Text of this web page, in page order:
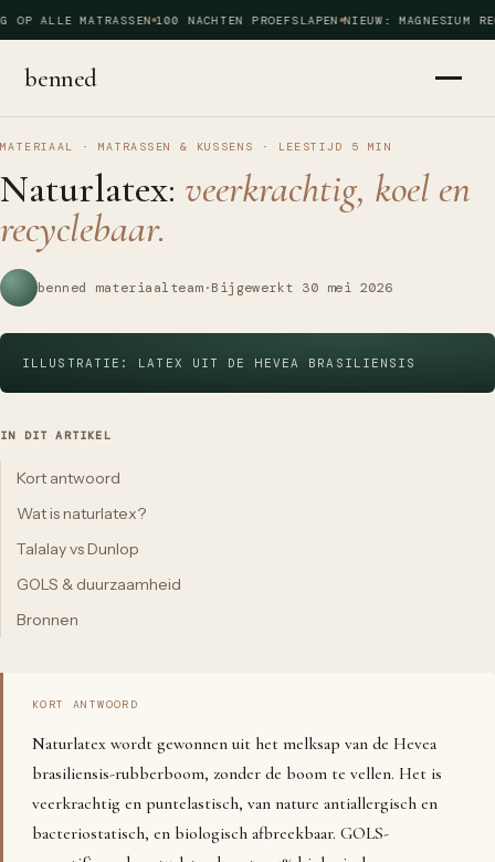
OP ALLE MATRASSEN 100 NACHTEN PROEFSLAPEN NIEUW: MAGNESIUM
benned
MATERIAAL · MATRASSEN & KUSSENS · LEESTIJD 5 MIN
Naturlatex: veerkrachtig, koel en
recyclebaar.
benned materiaalteam·Bijgewerkt 30 mei 2026
ILLUSTRATIE: LATEX UIT DE HEVEA BRASILIENSIS
IN DIT ARTIKEL
Kort antwoord
Wat is naturlatex?
Talalay vs Dunlop
GOLS & duurzaamheid
Bronnen
KORT ANTWOORD
Naturlatex wordt gewonnen uit het melksap van de Hevea
brasiliensis-rubberboom, zonder de boom te vellen. Het is
veerkrachtig en puntelastisch, van nature antiallergisch en
bacteriostatisch, en biologisch afbreekbaar. GOLS-